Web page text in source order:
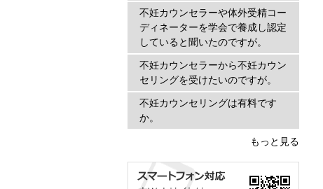
不妊カウンセラーや体外受精コー
ディネーターを学会で養成し認定
していると聞いたのですが。
不妊カウンセラーから不妊カウン
セリングを受けたいのですが。
不妊カウンセリングは有料です
か。
もっと見る